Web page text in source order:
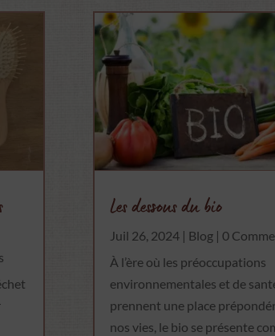
Les dessous du bio
Juil 26, 2024| Blog| 0
À l’ère où les préoccupations
environnementales et de
prennent une place
nos vies, le bio se présente